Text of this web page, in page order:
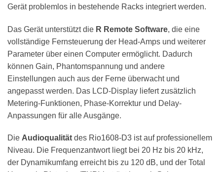
Gerät problemlos in bestehende Racks integriert werden.
Das Gerät unterstützt die R Remote Software, die eine
vollständige Fernsteuerung der Head-Amps und weiterer
Parameter über einen Computer ermöglicht. Dadurch
können Gain, Phantomspannung und andere
Einstellungen auch aus der Ferne überwacht und
angepasst werden. Das LCD-Display liefert zusätzlich
Metering-Funktionen, Phase-Korrektur und Delay-
Anpassungen für alle Ausgänge.
Die Audioqualität des Rio1608-D3 ist auf professionellem
Niveau. Die Frequenzantwort liegt bei 20 Hz bis 20 kHz,
der Dynamikumfang erreicht bis zu 120 dB, und der Total